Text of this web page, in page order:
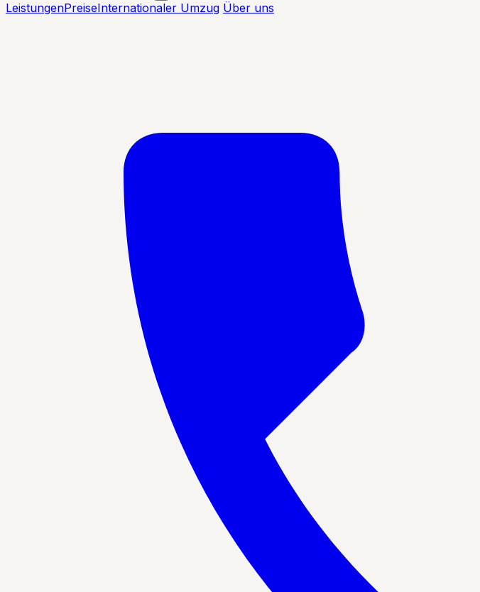
LeistungenPreiseInternationaler Umzug Über uns